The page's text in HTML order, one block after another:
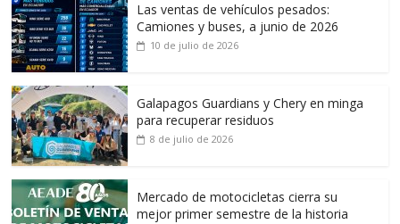
Las ventas de vehículos pesados:
Camiones y buses, a junio de 2026
10 de julio de 2026
Galapagos Guardians y Chery en minga
para recuperar residuos
8 de julio de 2026
Mercado de motocicletas cierra su
mejor primer semestre de la historia